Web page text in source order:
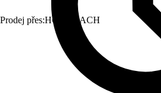
Prodej přes:HORNBACH